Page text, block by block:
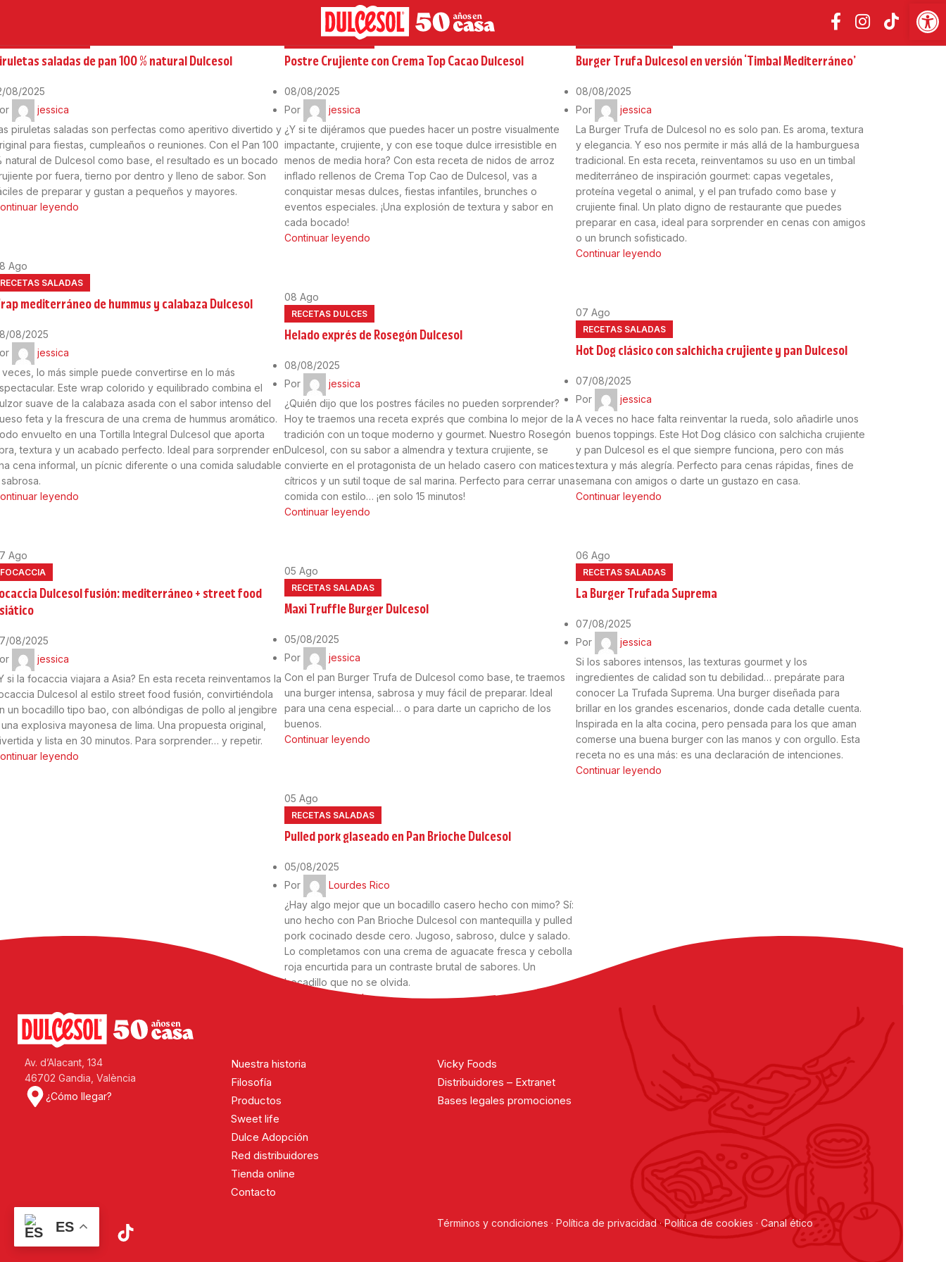
saladas de pan 100 % natural Dulcesol
08/2025
jessica
piruletas saladas son perfectas como aperitivo divertido y
para fiestas, cumpleaños o reuniones. Con el Pan 100
natural de Dulcesol como base, el resultado es un bocado
por fuera, tierno por dentro y lleno de sabor. Son
de preparar y gustan a pequeños y mayores.
leyendo
RECETAS DULCES
Postre Crujiente con Crema Top Cacao Dulcesol
08/08/2025
Por
jessica
¿Y si te dijéramos que puedes hacer un postre visualmente
impactante, crujiente, y con ese toque dulce irresistible en
menos de media hora? Con esta receta de nidos de arroz
inflado rellenos de Crema Top Cao de Dulcesol, vas a
conquistar mesas dulces, fiestas infantiles, brunches o
eventos especiales. ¡Una explosión de textura y sabor en
cada bocado!
Continuar leyendo
Burger Trufa Dulcesol en versión ‘Timbal Mediterráneo’
08/08/2025
Por
jessica
La Burger Trufa de Dulcesol no es solo pan. Es aroma, textura
y elegancia. Y eso nos permite ir más allá de la hamburguesa
tradicional. En esta receta, reinventamos su uso en un timbal
mediterráneo de inspiración gourmet: capas vegetales,
proteína vegetal o animal, y el pan trufado como base y
crujiente final. Un plato digno de restaurante que puedes
preparar en casa, ideal para sorprender en cenas con amigos
o un brunch sofisticado.
Continuar leyendo
Ago
RECETAS SALADAS
mediterráneo de hummus y calabaza Dulcesol
08/2025
jessica
veces, lo más simple puede convertirse en lo más
Este wrap colorido y equilibrado combina el
suave de la calabaza asada con el sabor intenso del
feta y la frescura de una crema de hummus aromático.
envuelto en una Tortilla Integral Dulcesol que aporta
textura y un acabado perfecto. Ideal para sorprender en
cena informal, un pícnic diferente o una comida saludable
leyendo
08 Ago
RECETAS DULCES
Helado exprés de Rosegón Dulcesol
08/08/2025
Por
jessica
¿Quién dijo que los postres fáciles no pueden sorprender?
Hoy te traemos una receta exprés que combina lo mejor de la
tradición con un toque moderno y gourmet. Nuestro Rosegón
Dulcesol, con su sabor a almendra y textura crujiente, se
convierte en el protagonista de un helado casero con matices
cítricos y un sutil toque de sal marina. Perfecto para cerrar una
comida con estilo… ¡en solo 15 minutos!
Continuar leyendo
07 Ago
RECETAS SALADAS
Hot Dog clásico con salchicha crujiente y pan Dulcesol
07/08/2025
Por
jessica
A veces no hace falta reinventar la rueda, solo añadirle unos
buenos toppings. Este Hot Dog clásico con salchicha crujiente
y pan Dulcesol es el que siempre funciona, pero con más
textura y más alegría. Perfecto para cenas rápidas, fines de
semana con amigos o darte un gustazo en casa.
Continuar leyendo
Ago
FOCACCIA
Dulcesol fusión: mediterráneo + street food
08/2025
jessica
si la focaccia viajara a Asia? En esta receta reinventamos la
Dulcesol al estilo street food fusión, convirtiéndola
un bocadillo tipo bao, con albóndigas de pollo al jengibre
explosiva mayonesa de lima. Una propuesta original,
y lista en 30 minutos. Para sorprender… y repetir.
leyendo
06 Ago
RECETAS SALADAS
La Burger Trufada Suprema
07/08/2025
Por
jessica
Si los sabores intensos, las texturas gourmet y los
ingredientes de calidad son tu debilidad… prepárate para
conocer La Trufada Suprema. Una burger diseñada para
brillar en los grandes escenarios, donde cada detalle cuenta.
Inspirada en la alta cocina, pero pensada para los que aman
comerse una buena burger con las manos y con orgullo. Esta
receta no es una más: es una declaración de intenciones.
Continuar leyendo
05 Ago
RECETAS SALADAS
Maxi Truffle Burger Dulcesol
05/08/2025
Por
jessica
Con el pan Burger Trufa de Dulcesol como base, te traemos
una burger intensa, sabrosa y muy fácil de preparar. Ideal
para una cena especial… o para darte un capricho de los
buenos.
Continuar leyendo
05 Ago
RECETAS SALADAS
Pulled pork glaseado en Pan Brioche Dulcesol
05/08/2025
Por
Lourdes Rico
¿Hay algo mejor que un bocadillo casero hecho con mimo? Sí:
uno hecho con Pan Brioche Dulcesol con mantequilla y pulled
pork cocinado desde cero. Jugoso, sabroso, dulce y salado.
Lo completamos con una crema de aguacate fresca y cebolla
roja encurtida para un contraste brutal de sabores. Un
bocadillo que no se olvida.
Continuar leyendo
Av. d’Alacant, 134
46702 Gandia, València
¿Cómo llegar?
Nuestra historia
Filosofía
Productos
Sweet life
Dulce Adopción
Red distribuidores
Tienda online
Contacto
Vicky Foods
Distribuidores – Extranet
Bases legales promociones
Términos y condiciones · Política de privacidad·Política de cookies · Canal ético
ES